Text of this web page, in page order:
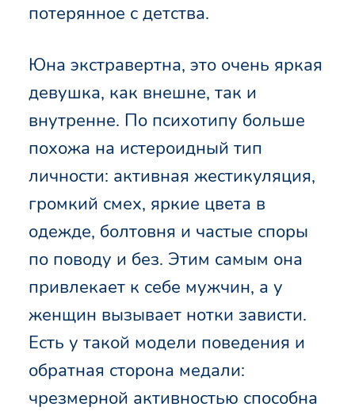
потерянное с детства.
Юна экстравертна, это очень яркая
девушка, как внешне, так и
внутренне. По психотипу больше
похожа на истероидный тип
личности: активная жестикуляция,
громкий смех, яркие цвета в
одежде, болтовня и частые споры
по поводу и без. Этим самым она
привлекает к себе мужчин, а у
женщин вызывает нотки зависти.
Есть у такой модели поведения и
обратная сторона медали:
чрезмерной активностью способна